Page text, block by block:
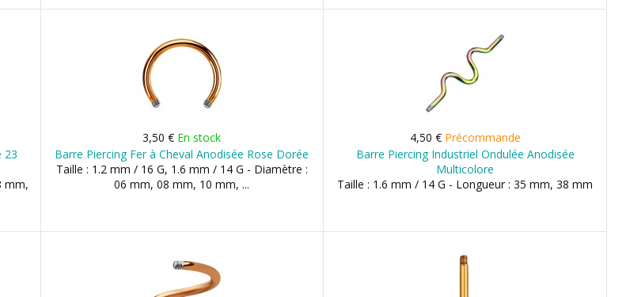
23
mm,
3,50 € En stock
Barre Piercing Fer à Cheval Anodisée Rose Dorée
Taille : 1.2 mm / 16 G, 1.6 mm / 14 G - Diamètre :
06 mm, 08 mm, 10 mm, ...
4,50 € Précommande
Barre Piercing Industriel Ondulée Anodisée
Multicolore
Taille : 1.6 mm / 14 G - Longueur : 35 mm, 38 mm